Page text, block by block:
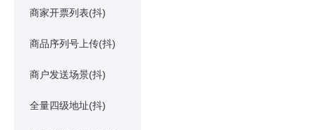
商家开票列表(抖)
商品序列号上传(抖)
商户发送场景(抖)
全量四级地址(抖)